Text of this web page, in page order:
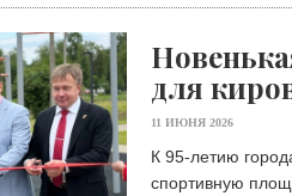
для
11 ИЮНЯ 2026
К 95-летию
спортивную